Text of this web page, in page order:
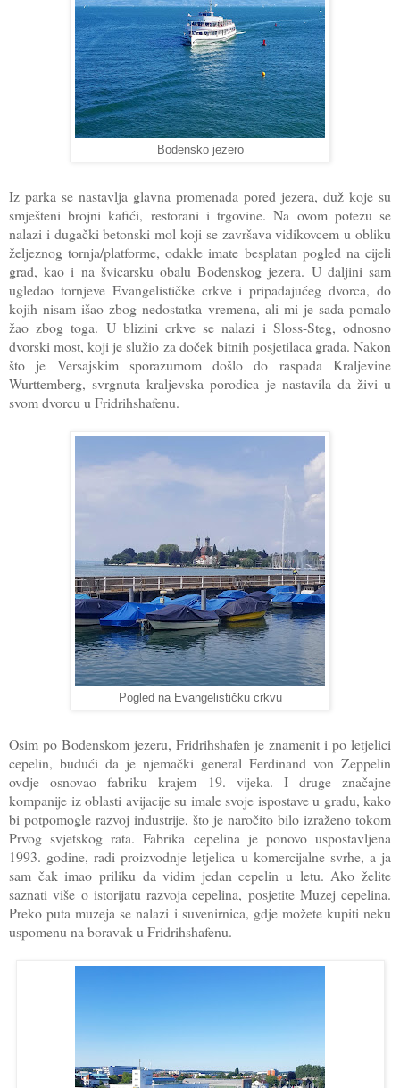
Bodensko jezero
Iz parka se nastavlja glavna promenada pored jezera, duž koje su
smješteni brojni kafići, restorani i trgovine. Na ovom potezu se
nalazi i dugački betonski mol koji se završava vidikovcem u obliku
željeznog tornja/platforme, odakle imate besplatan pogled na cijeli
grad, kao i na švicarsku obalu Bodenskog jezera. U daljini sam
ugledao tornjeve Evangelističke crkve i pripadajućeg dvorca, do
kojih nisam išao zbog nedostatka vremena, ali mi je sada pomalo
žao zbog toga. U blizini crkve se nalazi i Sloss-Steg, odnosno
dvorski most, koji je služio za doček bitnih posjetilaca grada. Nakon
što je Versajskim sporazumom došlo do raspada Kraljevine
Wurttemberg, svrgnuta kraljevska porodica je nastavila da živi u
svom dvorcu u Fridrihshafenu.
Pogled na Evangelističku crkvu
Osim po Bodenskom jezeru, Fridrihshafen je znamenit i po letjelici
cepelin, budući da je njemački general Ferdinand von Zeppelin
ovdje osnovao fabriku krajem 19. vijeka. I druge značajne
kompanije iz oblasti avijacije su imale svoje ispostave u gradu, kako
bi potpomogle razvoj industrije, što je naročito bilo izraženo tokom
Prvog svjetskog rata. Fabrika cepelina je ponovo uspostavljena
1993. godine, radi proizvodnje letjelica u komercijalne svrhe, a ja
sam čak imao priliku da vidim jedan cepelin u letu. Ako želite
saznati više o istorijatu razvoja cepelina, posjetite Muzej cepelina.
Preko puta muzeja se nalazi i suvenirnica, gdje možete kupiti neku
uspomenu na boravak u Fridrihshafenu.